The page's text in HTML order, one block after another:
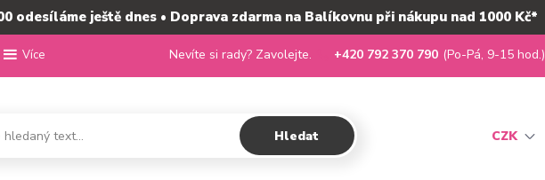
odesíláme ještě dnes • Doprava zdarma na Balíkovnu při nákupu nad 1000 Kč*
Více
CZK
Hledat
Nevíte si rady? Zavolejte. +420 792 370 790 (Po-Pá, 9-15 hod.)